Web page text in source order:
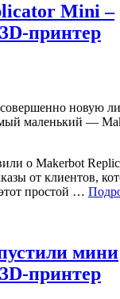
Mini –
принтер
новую
маленький —
о Makerbot
от клиентов,
простой …
мини
принтер